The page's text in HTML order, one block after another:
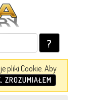
?
pliki Cookie. Aby
ZROZUMIAŁEM